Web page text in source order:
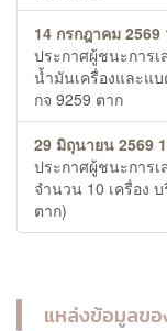
14 กรกฎาคม 2569
ประกาศผู้ชนะการ
น้ำมันเครื่องและแ
กจ 9259 ตาก
29 มิถุนายน 2569
ประกาศผู้ชนะการ
จำนวน 10 เครื่อง
ตาก)
แหล่งข้อมูลข